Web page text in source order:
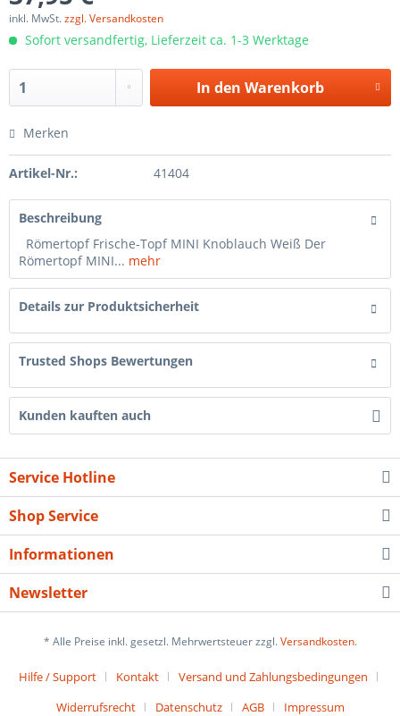
inkl. MwSt.zzgl. Versandkosten
Sofort versandfertig, Lieferzeit ca. 1-3 Werktage
In den Warenkorb
Merken
Artikel-Nr.: 41404
Beschreibung
Römertopf Frische-Topf MINI Knoblauch Weiß Der
Römertopf MINI... mehr
Details zur Produktsicherheit
Trusted Shops Bewertungen
Kunden kauften auch
Service Hotline
Shop Service
Informationen
Newsletter
* Alle Preise inkl. gesetzl. Mehrwertsteuer zzgl.Versandkosten.
Hilfe / Support Kontakt
Versand und Zahlungsbedingungen
Widerrufsrecht
Datenschutz AGB Impressum